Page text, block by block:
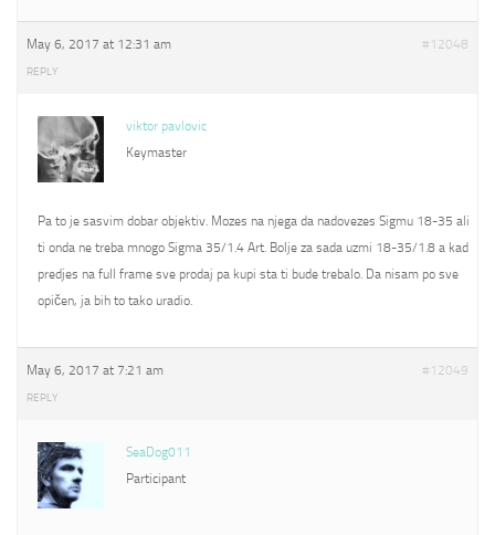
May 6, 2017 at 12:31 am #12048
REPLY
viktor pavlovic
Keymaster
Pa to je sasvim dobar objektiv. Mozes na njega da nadovezes Sigmu 18-35 ali
ti onda ne treba mnogo Sigma 35/1.4 Art. Bolje za sada uzmi 18-35/1.8 a kad
predjes na full frame sve prodaj pa kupi sta ti bude trebalo. Da nisam po sve
opičen, ja bih to tako uradio.
May 6, 2017 at 7:21 am #12049
REPLY
SeaDog011
Participant